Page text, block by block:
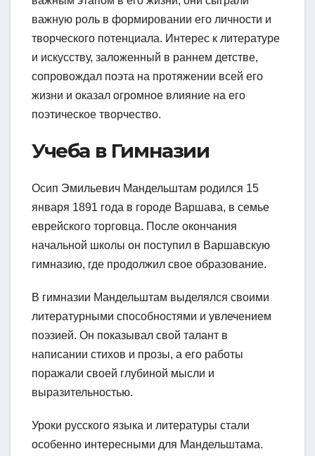
важную роль в формировании его личности и
творческого потенциала. Интерес к литературе
и искусству, заложенный в раннем детстве,
сопровождал поэта на протяжении всей его
жизни и оказал огромное влияние на его
поэтическое творчество.
Учеба в Гимназии
Осип Эмильевич Мандельштам родился 15
января 1891 года в городе Варшава, в семье
еврейского торговца. После окончания
начальной школы он поступил в Варшавскую
гимназию, где продолжил свое образование.
В гимназии Мандельштам выделялся своими
литературными способностями и увлечением
поэзией. Он показывал свой талант в
написании стихов и прозы, а его работы
поражали своей глубиной мысли и
выразительностью.
Уроки русского языка и литературы стали
особенно интересными для Мандельштама.